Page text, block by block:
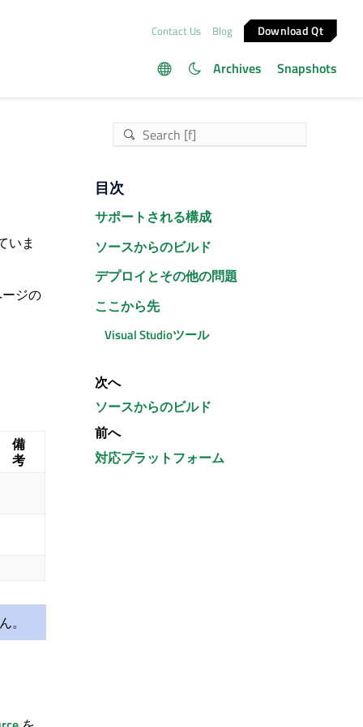
Contact Us Blog Download Qt
Archives Snapshots
いま
ジの
備
考
。
目次
サポートされる構成
ソースからのビルド
デプロイとその他の問題
ここから先
Visual Studioツール
次へ
ソースからのビルド
前へ
対応プラットフォーム